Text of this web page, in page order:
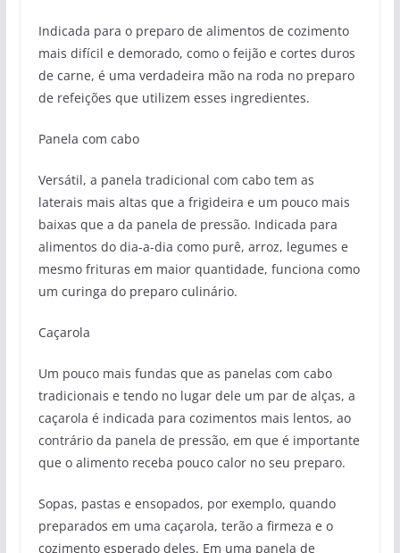
Indicada para o preparo de alimentos de cozimento
mais difícil e demorado, como o feijão e cortes duros
de carne, é uma verdadeira mão na roda no preparo
de refeições que utilizem esses ingredientes.
Panela com cabo
Versátil, a panela tradicional com cabo tem as
laterais mais altas que a frigideira e um pouco mais
baixas que a da panela de pressão. Indicada para
alimentos do dia-a-dia como purê, arroz, legumes e
mesmo frituras em maior quantidade, funciona como
um curinga do preparo culinário.
Caçarola
Um pouco mais fundas que as panelas com cabo
tradicionais e tendo no lugar dele um par de alças, a
caçarola é indicada para cozimentos mais lentos, ao
contrário da panela de pressão, em que é importante
que o alimento receba pouco calor no seu preparo.
Sopas, pastas e ensopados, por exemplo, quando
preparados em uma caçarola, terão a firmeza e o
cozimento esperado deles. Em uma panela de